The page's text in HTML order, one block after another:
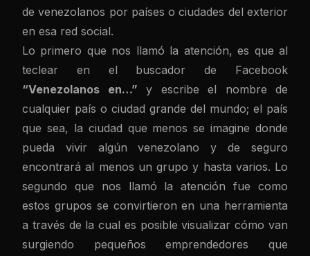
de venezolanos por países o ciudades del exterior
en esa red social.
Lo primero que nos llamó la atención, es que al
teclear en el buscador de Facebook
“Venezolanos en…” y escribe el nombre de
cualquier país o ciudad grande del mundo; el país
que sea, la ciudad que menos se imagine donde
pueda vivir algún venezolano y de seguro
encontrará al menos un grupo y hasta varios. Lo
segundo que nos llamó la atención fue como
estos grupos se convirtieron en una herramienta
a través de la cual es posible visualizar cómo van
surgiendo pequeños emprendedores que